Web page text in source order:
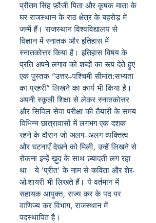
प्रीतम सिंह फ़ौजी पिता और कृषक माता के
घर राजस्थान के राठ क्षेत्र के बहरोड़ में
जन्में हैं। राजस्थान विश्वविद्यालय से
विज्ञान में स्नातक और इतिहास में
स्नातकोत्तर किया है। इतिहास विषय के
प्रति अपने लगाव को शब्दों का रूप देते हुए
एक पुस्तक “उत्तर–पश्चिमी सीमांत:सभ्यता
का प्रहरी” लिखने का कार्य भी किया है।
अपनी स्कूली शिक्षा से लेकर स्नातकोत्तर
और सिविल सेवा परीक्षा की तैयारी के समय
विभिन्न छात्रावासों में लगभग एक दशक
रहने के दौरान जो अलग–अलग व्यक्तित्व
और घटनाएँ देखने को मिली, उन्हें लिखने से
रोकना इन्हें ख़ुद के साथ ज़्यादती लग रहा
था। ये ‘प्रीत’ के नाम से कविता और शेर-
ओ-शायरी भी लिखते हैं। ये वर्तमान में
सहायक आयुक्त, राज्य कर के पद पर
वाणिज्य कर विभाग, राजस्थान में
पदस्थापित है।